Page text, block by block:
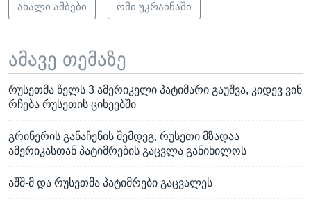
ახალი ამბები ომი უკრაინაში
ამავე თემაზე
რუსეთმა წელს 3 ამერიკელი პატიმარი გაუშვა, კიდევ ვინ
რჩება რუსეთის ციხეებში
გრინერის განაჩენის შემდეგ, რუსეთი მზადაა
ამერიკასთან პატიმრების გაცვლა განიხილოს
აშშ-მ და რუსეთმა პატიმრები გაცვალეს